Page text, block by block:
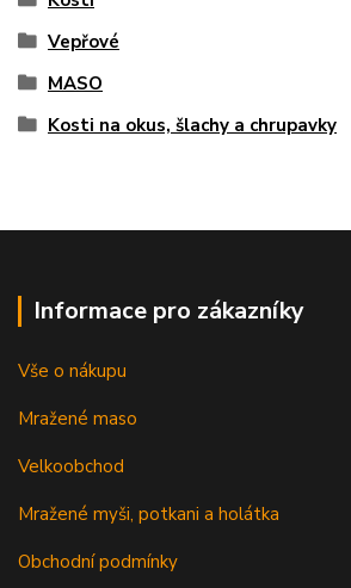
Vepřové
MASO
Kosti na okus, šlachy a chrupavky
Informace pro zákazníky
Vše o nákupu
Mražené maso
Velkoobchod
Mražené myši, potkani a holátka
Obchodní podmínky